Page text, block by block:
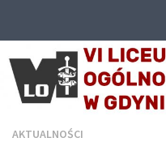
AKTUALNOŚCI